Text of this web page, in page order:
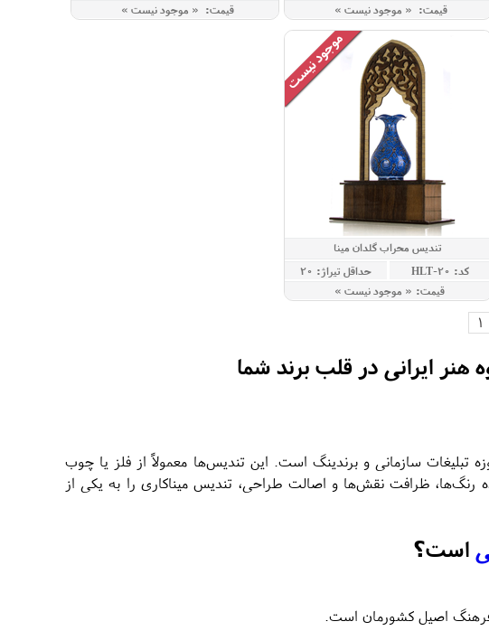
قیمت: « موجود نیست »
قیمت: « موجود نیست »
تندیس محراب گلدان مینا
کد: HLT-20
حداقل تيراژ: 20
قيمت: « موجود نيست »
1
هنر ایرانی در قلب برند شما
تبلیغات سازمانی و برندینگ است. این تندیس‌ها معمولاً از فلز یا چوب
رنگ‌ها، ظرافت نقش‌ها و اصالت طراحی، تندیس میناکاری را به یکی از
است؟
و فرهنگ اصیل کشورمان است.